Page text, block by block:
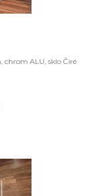
chrom ALU, sklo Čiré